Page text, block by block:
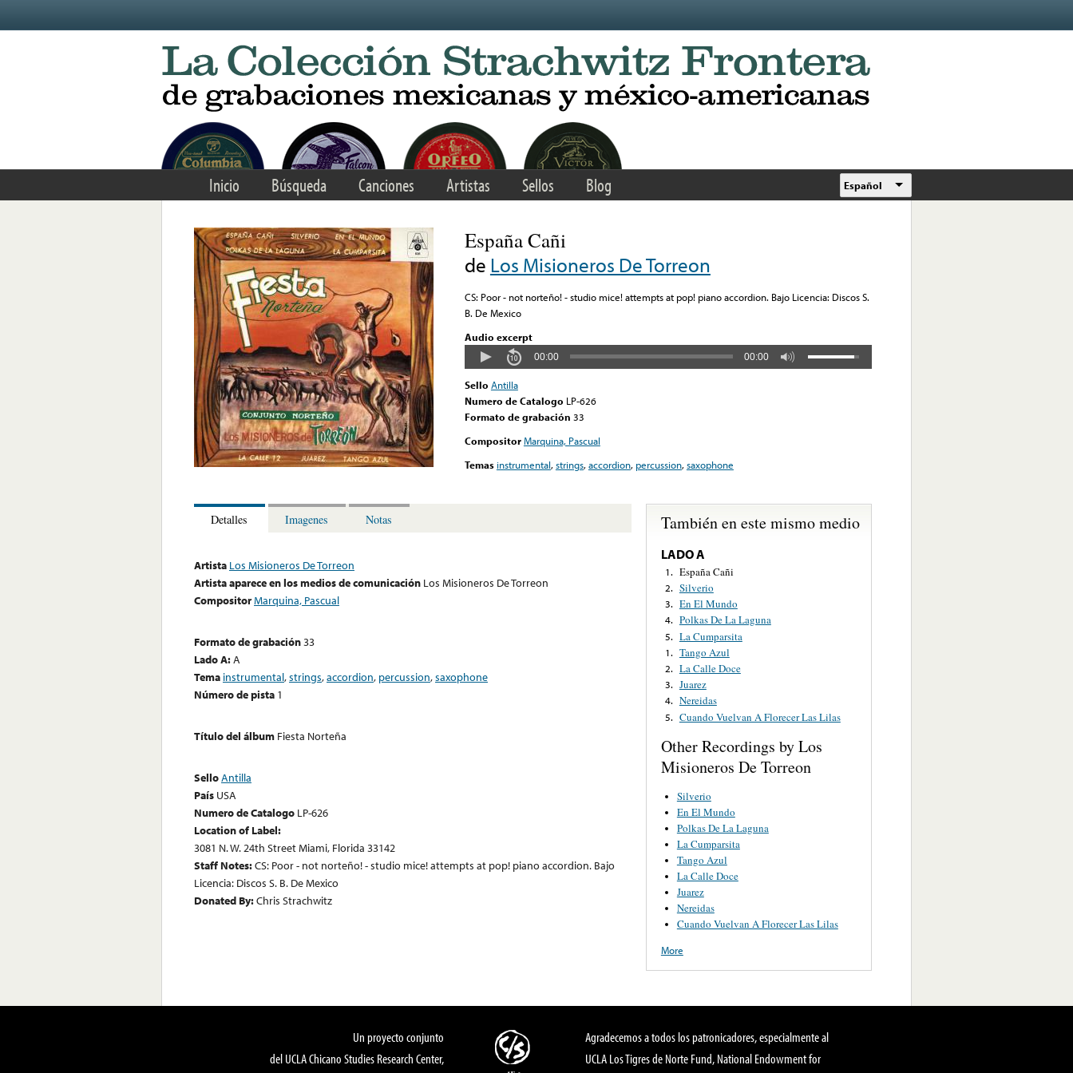
Inicio Búsqueda Canciones Artistas Sellos Blog Español
España Cañi
de Los Misioneros De Torreon
CS: Poor - not norteño! - studio mice! attempts at pop! piano accordion. Bajo Licencia: Discos S.
B. De Mexico
Audio excerpt
00:00 00:00
Sello Antilla
Numero de Catalogo LP-626
Formato de grabación 33
CompositorMarquina, Pascual
Temas instrumental,strings,accordion, percussion,saxophone
Detalles Imagenes Notas
Artista Los Misioneros De Torreon
Artista aparece en los medios de comunicación Los Misioneros De Torreon
CompositorMarquina, Pascual
Formato de grabación33
Lado A:A
Tema instrumental,strings,accordion, percussion,saxophone
Número de pista 1
Título del álbum Fiesta Norteña
SelloAntilla
País USA
Numero de Catalogo LP-626
Location of Label:
3081 N. W. 24th Street Miami, Florida 33142
Staff Notes:CS: Poor - not norteño! - studio mice! attempts at pop! piano accordion. Bajo
Licencia: Discos S. B. De Mexico
Donated By:Chris Strachwitz
También en este mismo medio
LADO A
1. España Cañi
2. Silverio
3. En El Mundo
4. Polkas De La Laguna
5. La Cumparsita
1. Tango Azul
2. La Calle Doce
3. Juarez
4. Nereidas
5. Cuando Vuelvan A Florecer Las Lilas
Other Recordings by Los
Misioneros De Torreon
Silverio
En El Mundo
Polkas De La Laguna
La Cumparsita
Tango Azul
La Calle Doce
Juarez
Nereidas
Cuando Vuelvan A Florecer Las Lilas
More
Un proyecto conjunto
del UCLA Chicano Studies Research Center,
Agradecemos a todos los patronicadores, especialmente al
UCLA Los Tigres de Norte Fund, National Endowment for